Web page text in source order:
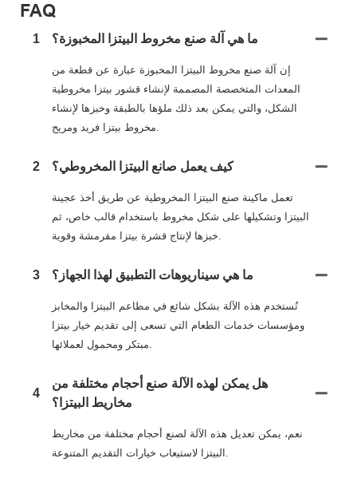
FAQ
1 ما هي آلة صنع مخروط البيتزا المخبوزة؟
إن آلة صنع مخروط البيتزا المخبوزة عبارة عن قطعة من
المعدات المتخصصة المصممة لإنشاء قشور بيتزا مخروطية
الشكل، والتي يمكن بعد ذلك ملؤها بالطبقة وخبزها لإنشاء
مخروط بيتزا فريد ومريح.
2 كيف يعمل صانع البيتزا المخروطي؟
تعمل ماكينة صنع البيتزا المخروطية عن طريق أخذ عجينة
البيتزا وتشكيلها على شكل مخروط باستخدام قالب خاص، ثم
خبزها لإنتاج قشرة بيتزا مقرمشة وقوية.
3 ما هي سيناريوهات التطبيق لهذا الجهاز؟
تُستخدم هذه الآلة بشكل شائع في مطاعم البيتزا والمخابز
ومؤسسات خدمات الطعام التي تسعى إلى تقديم خيار بيتزا
مبتكر ومحمول لعملائها.
4
هل يمكن لهذه الآلة صنع أحجام مختلفة من
مخاريط البيتزا؟
نعم، يمكن تعديل هذه الآلة لصنع أحجام مختلفة من مخاريط
البيتزا لاستيعاب خيارات التقديم المتنوعة.